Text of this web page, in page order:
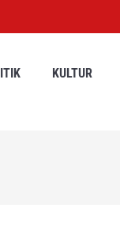
KULTUR